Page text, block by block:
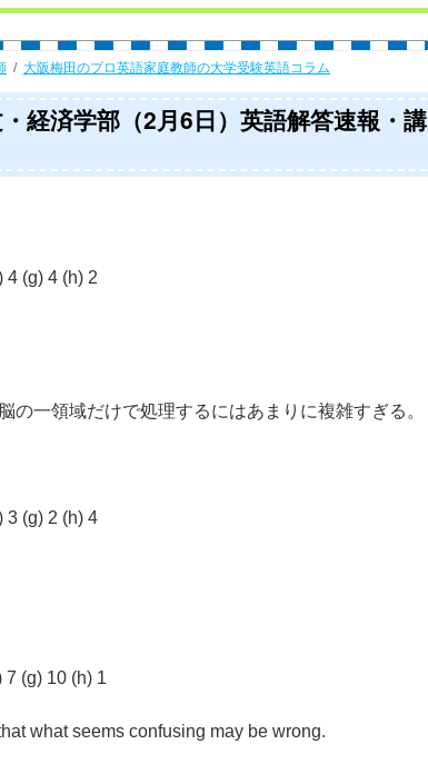
大阪梅田のプロ英語家庭教師の大学受験英語コラム
経済学部（2月6日）英語解答速報・講
4 (g) 4 (h) 2
の一領域だけで処理するにはあまりに複雑すぎる。
3 (g) 2 (h) 4
7 (g) 10 (h) 1
what seems confusing may be wrong.